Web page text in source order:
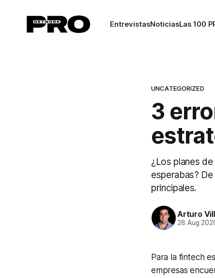
EntrevistasNoticiasLas 100
UNCATEGORIZED
3
¿Los planes
esperabas?
principales.
Arturo
28 Aug
Para la fintech
empresas